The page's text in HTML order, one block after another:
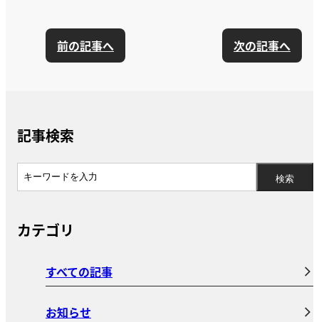
前の記事へ 次の記事へ
記事検索
カテゴリ
すべての記事
お知らせ